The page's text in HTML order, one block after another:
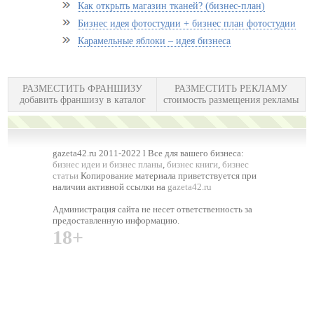
Как открыть магазин тканей? (бизнес-план)
Бизнес идея фотостудии + бизнес план фотостудии
Карамельные яблоки – идея бизнеса
РАЗМЕСТИТЬ ФРАНШИЗУ
добавить франшизу в каталог
РАЗМЕСТИТЬ РЕКЛАМУ
стоимость размещения рекламы
gazeta42.ru 2011-2022 l Все для вашего бизнеса:
бизнес идеи и бизнес планы,бизнес книги,бизнес
статьи Копирование материала приветствуется при
наличии активной ссылки на gazeta42.ru
Администрация сайта не несет ответственность за
предоставленную информацию.
18+